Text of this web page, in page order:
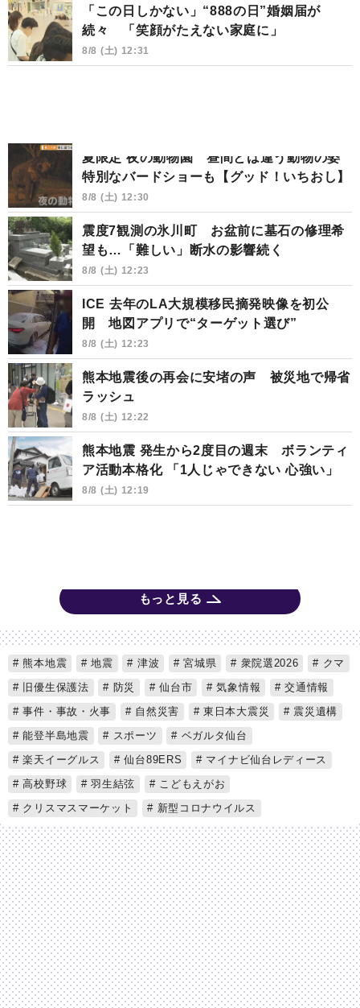
「この日しかない」“888の日”婚姻届が
続々 「笑顔がたえない家庭に」
8/8 (土) 12:31
夏限定 夜の動物園 昼間とは違う動物の姿
特別なバードショーも【グッド！いちおし】
8/8 (土) 12:30
震度7観測の氷川町 お盆前に墓石の修理希
望も…「難しい」断水の影響続く
8/8 (土) 12:23
ICE 去年のLA大規模移民摘発映像を初公
開 地図アプリで“ターゲット選び”
8/8 (土) 12:23
熊本地震後の再会に安堵の声 被災地で帰省
ラッシュ
8/8 (土) 12:22
熊本地震 発生から2度目の週末 ボランティ
ア活動本格化 「1人じゃできない 心強い」
8/8 (土) 12:19
もっと見る
熊本地震 地震 津波 宮城県 衆院選2026
クマ
旧優生保護法
防災 仙台市 気象情報
交通情報
事件・事故・火事
自然災害 東日本大震災
震災遺構
能登半島地震
スポーツ
ベガルタ仙台
楽天イーグルス
仙台89ERS
マイナビ仙台レディース
高校野球
羽生結弦
こどもえがお
クリスマスマーケット
新型コロナウイルス